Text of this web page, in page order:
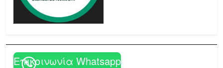
Επικοινωνία Whatsapp